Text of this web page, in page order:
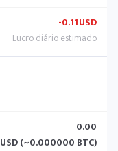
-0.11USD
0.00
USD (~0.000000 BTC)